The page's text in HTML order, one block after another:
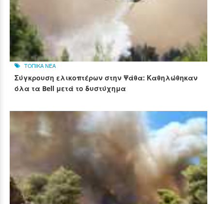
ΤΟΠΙΚΑ ΝΕΑ
Σύγκρουση ελικοπτέρων στην Ψάθα: Καθηλώθηκαν
όλα τα Bell μετά το δυστύχημα